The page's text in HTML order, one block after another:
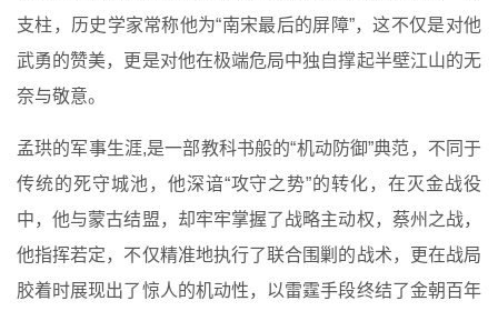
支柱，历史学家常称他为“南宋最后的屏障”，这不仅是对他
武勇的赞美，更是对他在极端危局中独自撑起半壁江山的无
奈与敬意。
孟珙的军事生涯,是一部教科书般的“机动防御”典范，不同于
传统的死守城池，他深谙“攻守之势”的转化，在灭金战役
中，他与蒙古结盟，却牢牢掌握了战略主动权，蔡州之战，
他指挥若定，不仅精准地执行了联合围剿的战术，更在战局
胶着时展现出了惊人的机动性，以雷霆手段终结了金朝百年